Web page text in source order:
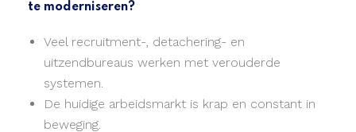
te moderniseren?
Veel recruitment-, detachering- en
uitzendbureaus werken met verouderde
systemen.
De huidige arbeidsmarkt is krap en constant in
beweging.